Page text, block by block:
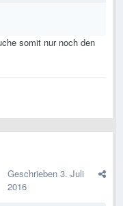
somit nur noch den
Geschrieben 3. Juli
2016